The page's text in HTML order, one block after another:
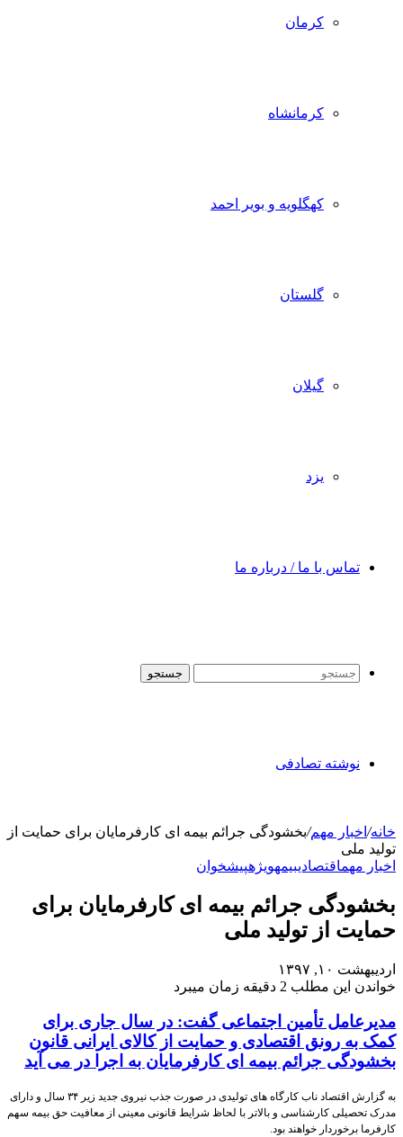
کرمان
کرمانشاه
کهگلویه و بویر احمد
گلستان
گیلان
یزد
تماس با ما / درباره ما
جستجو
نوشته تصادفی
خانه/ اخبار مهم/بخشودگی جرائم بیمه ای کارفرمایان برای حمایت از
تولید ملی
اخبار مهماقتصادیبیمهویژهپیشخوان
بخشودگی جرائم بیمه ای کارفرمایان برای
حمایت از تولید ملی
اردیبهشت ۱۰, ۱۳۹۷
خواندن این مطلب 2 دقیقه زمان میبرد
مدیرعامل تأمین اجتماعی گفت: در سال جاری برای
کمک به رونق اقتصادی و حمایت از کالای ایرانی قانون
بخشودگی جرائم بیمه ای کارفرمایان به اجرا در می آید
به گزارش اقتصاد ناب
کارگاه های تولیدی در صورت جذب نیروی جدید زیر ۳۴ سال و دارای
مدرک تحصیلی کارشناسی و بالاتر با لحاظ شرایط قانونی معینی از معافیت حق بیمه سهم
کارفرما برخوردار خواهند بود.